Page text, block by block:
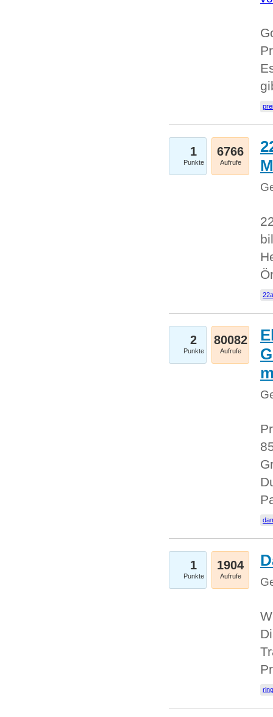
1
Punkte
6766
Aufrufe
2
Punkte
80082
Aufrufe
1
Punkte
1904
Aufrufe
ring